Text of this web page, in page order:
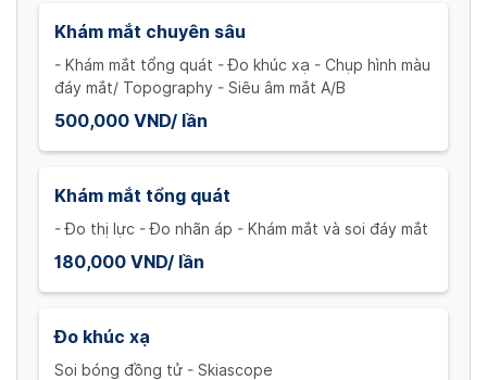
Khám mắt chuyên sâu
- Khám mắt tổng quát - Đo khúc xạ - Chụp hình màu
đáy mắt/ Topography - Siêu âm mắt A/B
500,000 VND/ lần
Khám mắt tổng quát
- Đo thị lực - Đo nhãn áp - Khám mắt và soi đáy mắt
180,000 VND/ lần
Đo khúc xạ
Soi bóng đồng tử - Skiascope